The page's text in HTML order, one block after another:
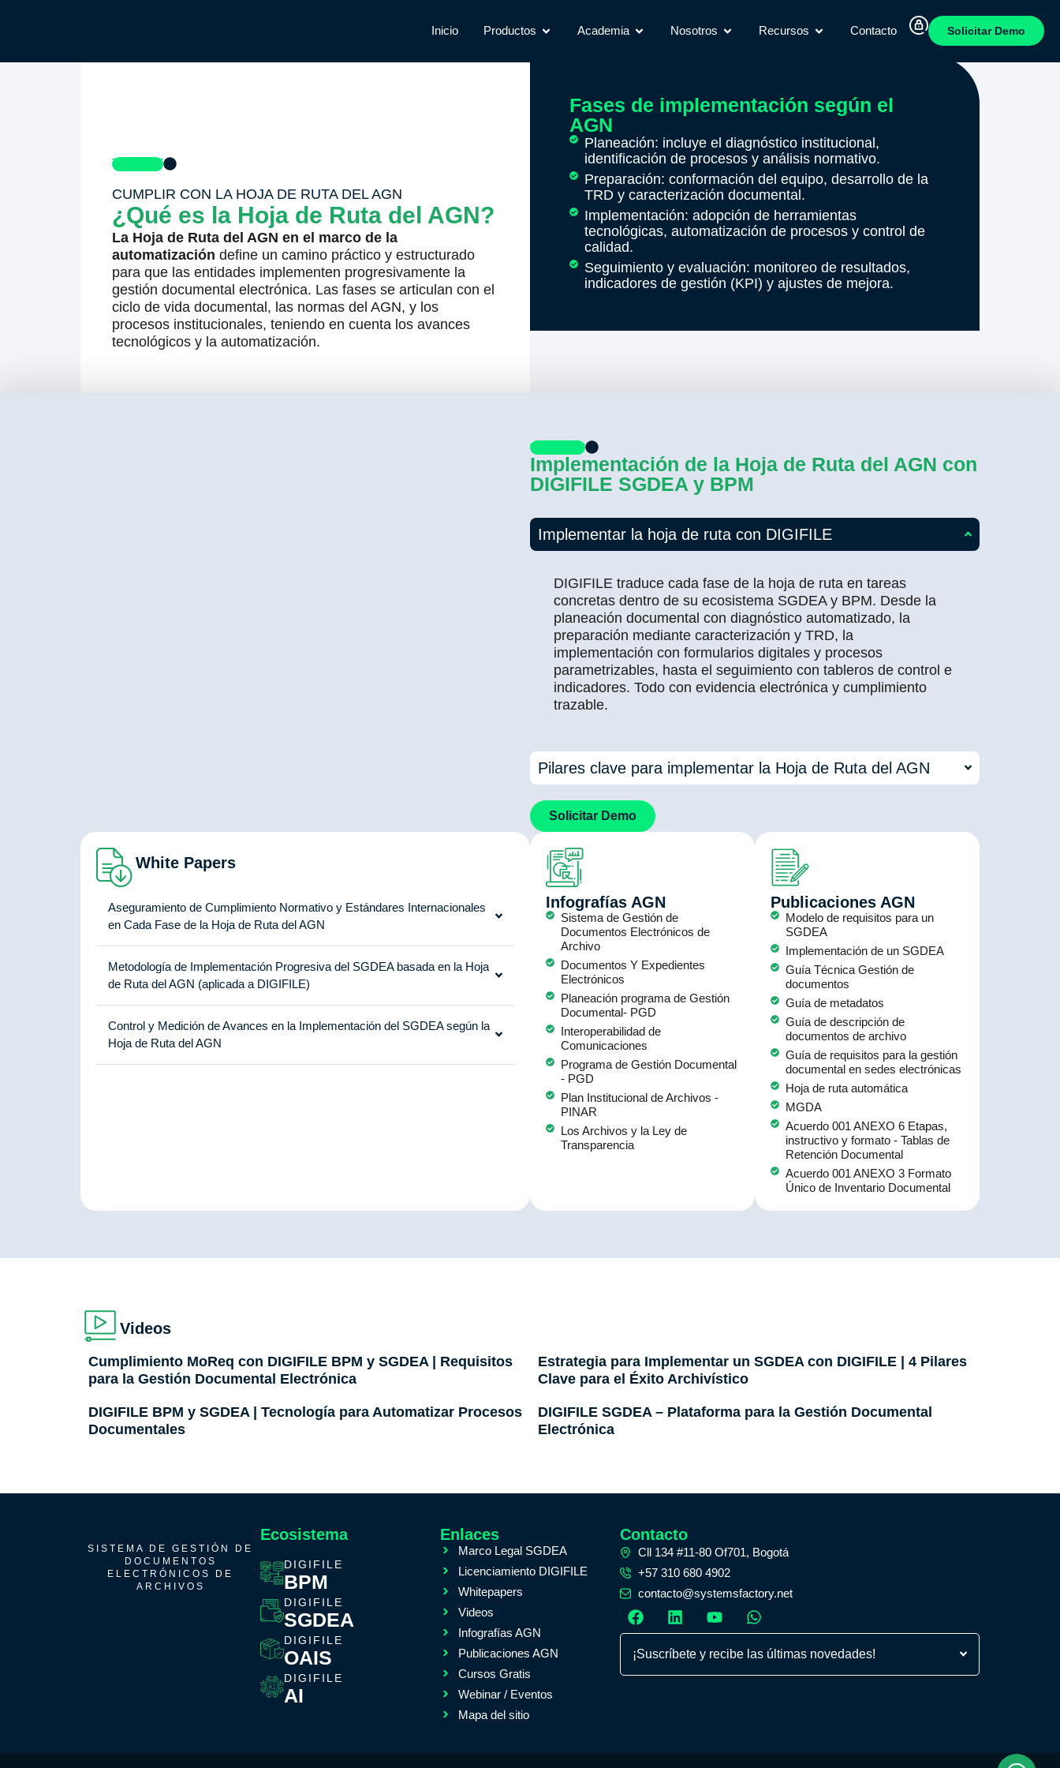
Inicio Productos Academia Nosotros Recursos Contacto Solicitar Demo
CUMPLIR CON LA HOJA DE RUTA DEL AGN
¿Qué es la Hoja de Ruta del AGN?
La Hoja de Ruta del AGN en el marco de la
automatización define un camino práctico y estructurado
para que las entidades implementen progresivamente la
gestión documental electrónica. Las fases se articulan con el
ciclo de vida documental, las normas del AGN, y los
procesos institucionales, teniendo en cuenta los avances
tecnológicos y la automatización.
Fases de implementación según el
AGN
Planeación: incluye el diagnóstico institucional,
identificación de procesos y análisis normativo.
Preparación: conformación del equipo, desarrollo de la
TRD y caracterización documental.
Implementación: adopción de herramientas
tecnológicas, automatización de procesos y control de
calidad.
Seguimiento y evaluación: monitoreo de resultados,
indicadores de gestión (KPI) y ajustes de mejora.
Implementación de la Hoja de Ruta del AGN con
DIGIFILE SGDEA y BPM
Implementar la hoja de ruta con DIGIFILE
DIGIFILE traduce cada fase de la hoja de ruta en tareas
concretas dentro de su ecosistema SGDEA y BPM. Desde la
planeación documental con diagnóstico automatizado, la
preparación mediante caracterización y TRD, la
implementación con formularios digitales y procesos
parametrizables, hasta el seguimiento con tableros de control e
indicadores. Todo con evidencia electrónica y cumplimiento
trazable.
Pilares clave para implementar la Hoja de Ruta del AGN
Solicitar Demo
White Papers
Aseguramiento de Cumplimiento Normativo y Estándares Internacionales
en Cada Fase de la Hoja de Ruta del AGN
Metodología de Implementación Progresiva del SGDEA basada en la Hoja
de Ruta del AGN (aplicada a DIGIFILE)
Control y Medición de Avances en la Implementación del SGDEA según la
Hoja de Ruta del AGN
Infografías AGN
Sistema de Gestión de
Documentos Electrónicos de
Archivo
Documentos Y Expedientes
Electrónicos
Planeación programa de Gestión
Documental- PGD
Interoperabilidad de
Comunicaciones
Programa de Gestión Documental
- PGD
Plan Institucional de Archivos -
PINAR
Los Archivos y la Ley de
Transparencia
Publicaciones AGN
Modelo de requisitos para un
SGDEA
Implementación de un SGDEA
Guía Técnica Gestión de
documentos
Guía de metadatos
Guía de descripción de
documentos de archivo
Guía de requisitos para la gestión
documental en sedes electrónicas
Hoja de ruta automática
MGDA
Acuerdo 001 ANEXO 6 Etapas,
instructivo y formato - Tablas de
Retención Documental
Acuerdo 001 ANEXO 3 Formato
Único de Inventario Documental
Videos
Cumplimiento MoReq con DIGIFILE BPM y SGDEA | Requisitos
para la Gestión Documental Electrónica
Estrategia para Implementar un SGDEA con DIGIFILE | 4 Pilares
Clave para el Éxito Archivístico
DIGIFILE BPM y SGDEA | Tecnología para Automatizar Procesos
Documentales
DIGIFILE SGDEA – Plataforma para la Gestión Documental
Electrónica
SISTEMA DE GESTIÓN DE
DOCUMENTOS
ELECTRÓNICOS DE
ARCHIVOS
Ecosistema
DIGIFILE
BPM
DIGIFILE
SGDEA
DIGIFILE
OAIS
DIGIFILE
AI
Enlaces
Marco Legal SGDEA
Licenciamiento DIGIFILE
Whitepapers
Videos
Infografías AGN
Publicaciones AGN
Cursos Gratis
Webinar / Eventos
Mapa del sitio
Contacto
Cll 134 #11-80 Of701, Bogotá
+57 310 680 4902
contacto@systemsfactory.net
¡Suscríbete y recibe las últimas novedades!